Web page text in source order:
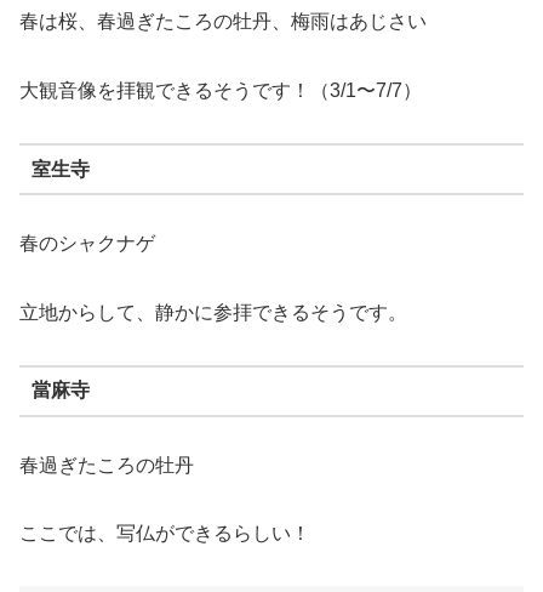
春は桜、春過ぎたころの牡丹、梅雨はあじさい
大観音像を拝観できるそうです！（3/1〜7/7）
室生寺
春のシャクナゲ
立地からして、静かに参拝できるそうです。
當麻寺
春過ぎたころの牡丹
ここでは、写仏ができるらしい！